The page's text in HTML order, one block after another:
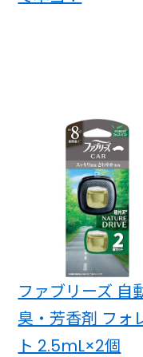
ファブリーズ 自
臭・芳香剤 フォ
ト 2.5mL×2個